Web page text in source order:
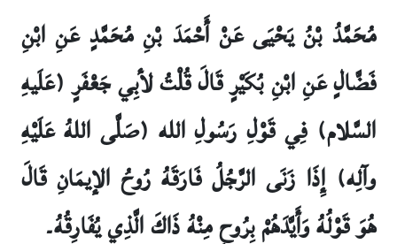
مُحَمَّدُ بْنُ يَحْيَى عَنْ أَحْمَدَ بْنِ مُحَمَّدٍ عَنِ ابْنِ
فَضَّالٍ عَنِ ابْنِ بُكَيْرٍ قَالَ قُلْتُ لأبِي جَعْفَرٍ (عَلَيهِ
السَّلام) فِي قَوْلِ رَسُولِ الله (صَلَّى اللهُ عَلَيْهِ
وآلِه) إِذَا زَنَى الرَّجُلُ فَارَقَهُ رُوحُ الإيمَانِ قَالَ
هُوَ قَوْلُهُ وَأَيَّدَهُمْ بِرُوحٍ مِنْهُ ذَاكَ الَّذِي يُفَارِقُهُ۔